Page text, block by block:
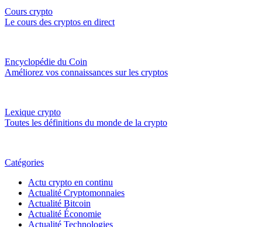
Cours crypto
Le cours des cryptos en direct
Encyclopédie du Coin
Améliorez vos connaissances sur les cryptos
Lexique crypto
Toutes les définitions du monde de la crypto
Catégories
Actu crypto en continu
Actualité Cryptomonnaies
Actualité Bitcoin
Actualité Économie
Actualité Technologies